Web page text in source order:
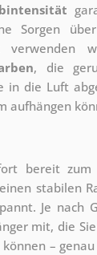
Sorgen
verwenden
, die
in die Luft
aufhängen
bereit zum
stabilen
Je nach
mit, die
–